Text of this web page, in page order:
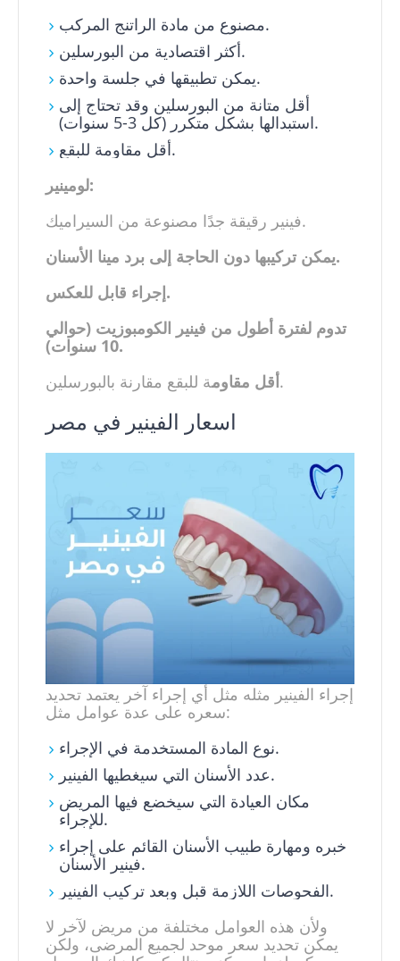
مصنوع من مادة الراتنج المركب.
أكثر اقتصادية من البورسلين.
يمكن تطبيقها في جلسة واحدة.
أقل متانة من البورسلين وقد تحتاج إلى
استبدالها بشكل متكرر (كل 3-5 سنوات).
أقل مقاومة للبقع.
لومينير:
فينير رقيقة جدًا مصنوعة من السيراميك.
يمكن تركيبها دون الحاجة إلى برد مينا الأسنان.
إجراء قابل للعكس.
تدوم لفترة أطول من فينير الكومبوزيت (حوالي
10 سنوات).
أقل مقاومة للبقع مقارنة بالبورسلين.
اسعار الفينير في مصر
إجراء الفينير مثله مثل أي إجراء آخر يعتمد تحديد
سعره على عدة عوامل مثل:
نوع المادة المستخدمة في الإجراء.
عدد الأسنان التي سيغطيها الفينير.
مكان العيادة التي سيخضع فيها المريض
للإجراء.
خبره ومهارة طبيب الأسنان القائم على إجراء
فينير الأسنان.
الفحوصات اللازمة قبل وبعد تركيب الفينير.
ولأن هذه العوامل مختلفة من مريض لآخر لا
يمكن تحديد سعر موحد لجميع المرضى، ولكن